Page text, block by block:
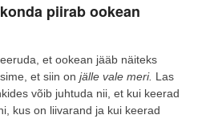
piirab ookean
et ookean jääb näiteks
et siin on jälle vale meri. Las
võib juhtuda nii, et kui keerad
kus on liivarand ja kui keerad